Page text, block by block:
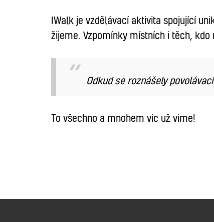
IWalk je vzdělávací aktivita spojující
žijeme. Vzpomínky místních i těch,
Odkud se roznášely
To všechno a mnohem víc už víme!